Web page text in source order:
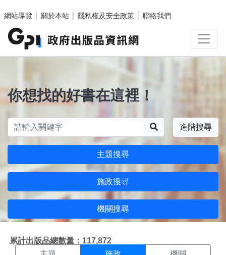
網站導覽
關於本站 隱私權及安全政策 聯絡我們
你想找的好書在這裡！
進階搜尋
主題搜尋
施政搜尋
機關搜尋
累計出版品總數量：117,872
施政搜尋結果頁面